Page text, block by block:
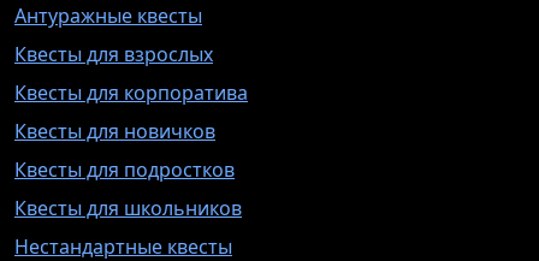
Антуражные квесты
Квесты для взрослых
Квесты для корпоратива
Квесты для новичков
Квесты для подростков
Квесты для школьников
Нестандартные квесты